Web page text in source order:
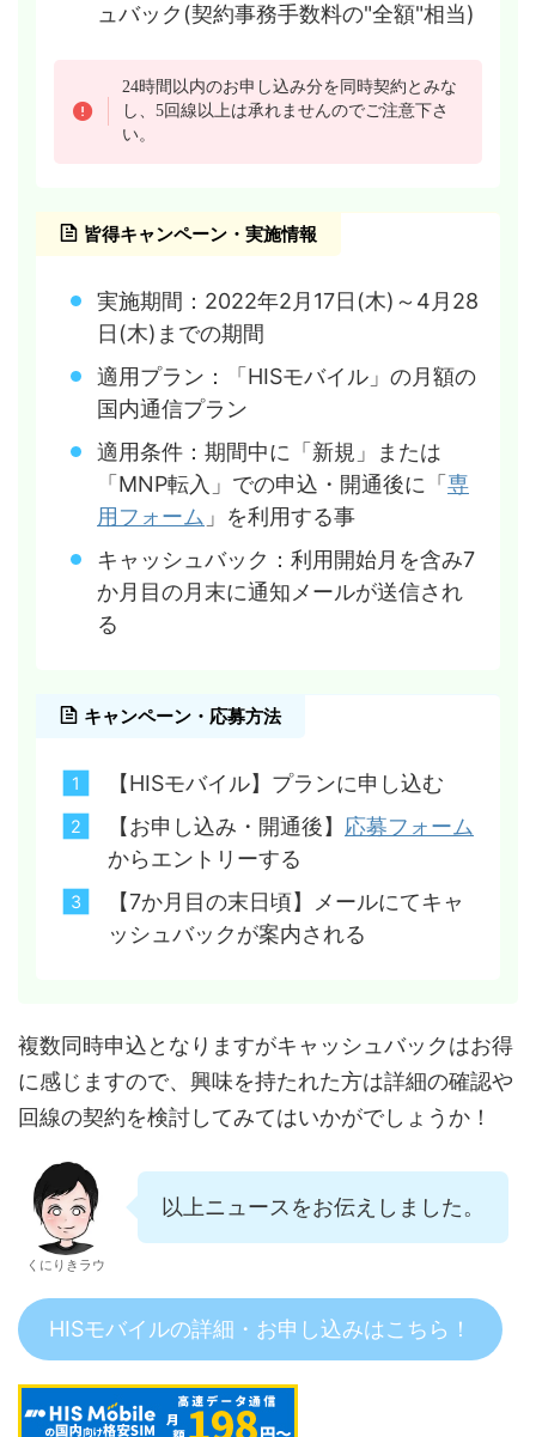
ュバック(契約事務手数料の"全額"相当)
24時間以内のお申し込み分を同時契約とみな
し、5回線以上は承れませんのでご注意下さ
い。
皆得キャンペーン・実施情報
実施期間：2022年2月17日(木)～4月28
日(木)までの期間
適用プラン：「HISモバイル」の月額の
国内通信プラン
適用条件：期間中に「新規」または
「MNP転入」での申込・開通後に「 専
用フォーム 」を利用する事
キャッシュバック：利用開始月を含み7
か月目の月末に通知メールが送信され
る
キャンペーン・応募方法
【HISモバイル】プランに申し込む
【お申し込み・開通後】 応募フォーム
からエントリーする
【7か月目の末日頃】メールにてキャ
ッシュバックが案内される
複数同時申込となりますがキャッシュバックはお得
に感じますので、興味を持たれた方は詳細の確認や
回線の契約を検討してみてはいかがでしょうか！
くにりきラウ
以上ニュースをお伝えしました。
HISモバイルの詳細・お申し込みはこちら！